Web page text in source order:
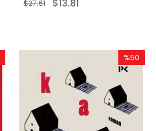
$13.81
$27.61
%50
İndirim
%50İndirim